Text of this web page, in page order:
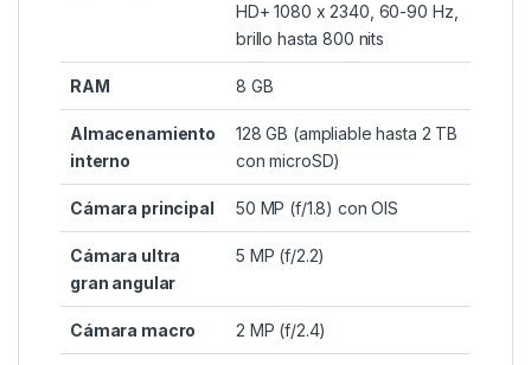
HD+ 1080 x 2340, 60-90 Hz,
brillo hasta 800 nits
RAM 8 GB
Almacenamiento
interno
128 GB (ampliable hasta 2 TB
con microSD)
Cámara principal 50 MP (f/1.8) con OIS
Cámara ultra
gran angular
5 MP (f/2.2)
Cámara macro 2 MP (f/2.4)